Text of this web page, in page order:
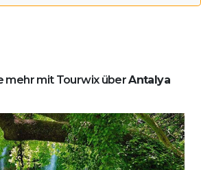
mehr mit Tourwix überAntalya